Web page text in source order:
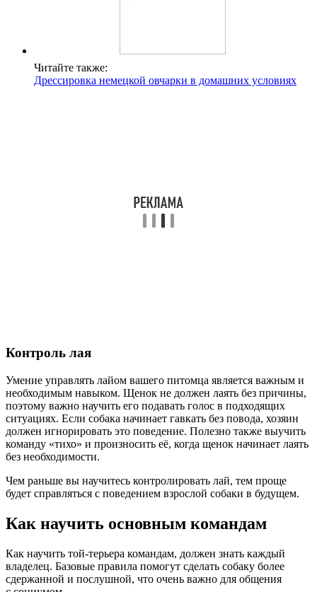
Читайте также:
Дрессировка немецкой овчарки в домашних условиях
Контроль лая
Умение управлять лайом вашего питомца является важным и
необходимым навыком. Щенок не должен лаять без причины,
поэтому важно научить его подавать голос в подходящих
ситуациях. Если собака начинает гавкать без повода, хозяин
должен игнорировать это поведение. Полезно также выучить
команду «тихо» и произносить её, когда щенок начинает лаять
без необходимости.
Чем раньше вы научитесь контролировать лай, тем проще
будет справляться с поведением взрослой собаки в будущем.
Как научить основным командам
Как научить той-терьера командам, должен знать каждый
владелец. Базовые правила помогут сделать собаку более
сдержанной и послушной, что очень важно для общения